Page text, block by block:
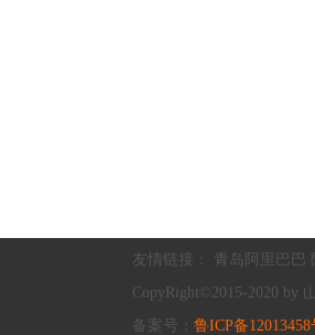
友情链接： 青岛阿里巴巴
CopyRight©2015-2020 by
备案号： 鲁ICP备12013458